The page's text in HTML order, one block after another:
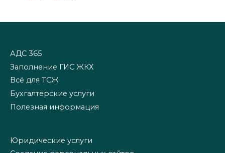
АДС 365
Заполнение ГИС ЖКХ
Всё для ТСЖ
Бухгалтерские услуги
Полезная информация
Юридические услуги